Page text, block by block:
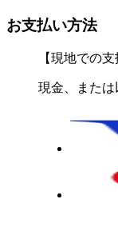
お支払い方法
【現地での支
現金、また